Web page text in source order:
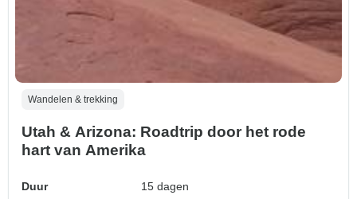
Wandelen & trekking
Utah & Arizona: Roadtrip door het rode
hart van Amerika
Duur
15 dagen